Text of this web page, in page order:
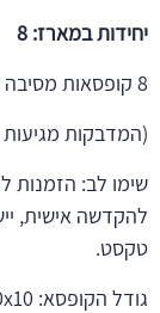
יחידות במארז: 8
8 קופסאות מסיבה ודף עם 8 מדבקות בעיצוב אישי
(המדבקות
שימו לב:
להקדשה אישית,
טקסט.
גודל הקופסא: 15x10x10 ס”מ